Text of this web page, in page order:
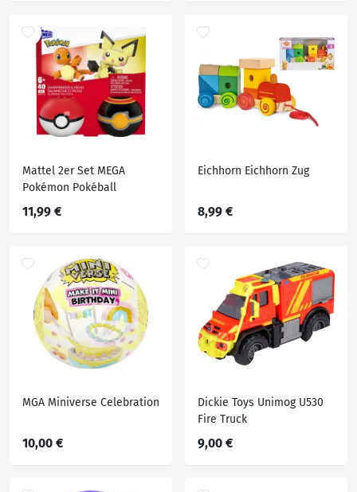
Mattel 2er Set MEGA
Pokémon Pokéball
11,99 €
Eichhorn Eichhorn Zug
8,99 €
MGA Miniverse Celebration
10,00 €
Dickie Toys Unimog U530
Fire Truck
9,00 €